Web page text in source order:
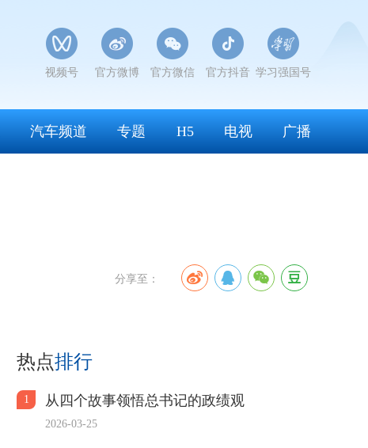
视频号 官方微博 官方微信 官方抖音 学习强国号
汽车频道 专题 H5 电视 广播
分享至：
热点排行
1 从四个故事领悟总书记的政绩观
2026-03-25